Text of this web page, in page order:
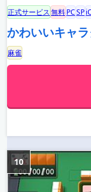
正式サービス無料PCSP
かわいいキャ
麻雀
10